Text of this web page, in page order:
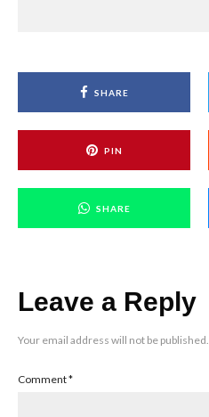
SHARE
PIN
SHARE
Leave a Reply
Your email address will not be published.
Comment*